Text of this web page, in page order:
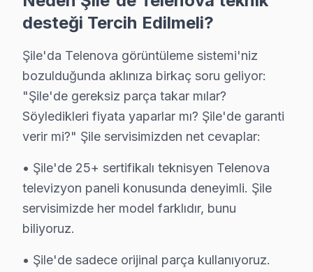
Şile Telenova Servis: En Çok Sorulan
Şile Telenova televizyon paneli tamirinde iki kritik
Telenova TV Arıza ve Servis Profili
✓ Yazılı Garanti Belgesi
✓ Orijinal Yedek Parça
✓ Ücretsiz Arıza Tespiti
Şile, İstanbul'un köklü ilçelerinden biri olup bölgemizdeki
desteği Tercih Edilmeli?
Şile'da Telenova görüntüleme sistemi'niz
bozulduğunda aklınıza birkaç soru geliyor:
"Şile'de gereksiz parça takar mılar?
Söyledikleri fiyata yaparlar mı? Şile'de garanti
verir mi?" Şile servisimizden net cevaplar:
• Şile'de 25+ sertifikalı teknisyen Telenova
televizyon paneli konusunda deneyimli. Şile
servisimizde her model farklıdır, bunu
biliyoruz.
• Şile'de sadece orijinal parça kullanıyoruz.